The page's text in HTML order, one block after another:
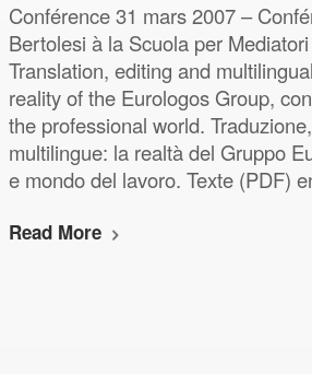
Conférence 31 mars 2007 –
Bertolesi à la Scuola per
Translation, editing and
reality of the Eurologos Group,
the professional world.
multilingue: la realtà del Gruppo
e mondo del lavoro. Texte (PDF)
Read More